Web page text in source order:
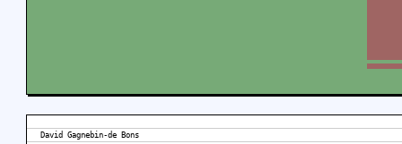
David Gagnebin-de Bons